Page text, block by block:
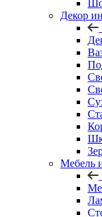
Декор
Мебель